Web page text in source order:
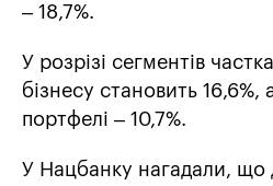
– 18,7%.
У розрізі сегментів
бізнесу становить 16,6%,
портфелі – 10,7%.
У Нацбанку нагадали, що